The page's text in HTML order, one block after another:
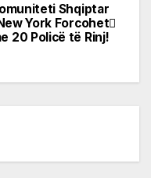
Shqiptar
York Forcohet
20 Policë të Rinj!